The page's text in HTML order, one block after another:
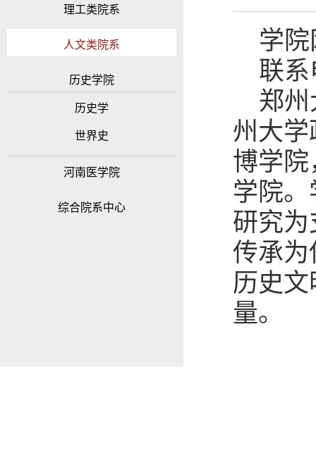
理工类院系
人文类院系
历史学院
历史学
世界史
河南医学院
综合院系中心
学院
联系
郑
州大学
博学院
学院
研究
传承为
历史
量。